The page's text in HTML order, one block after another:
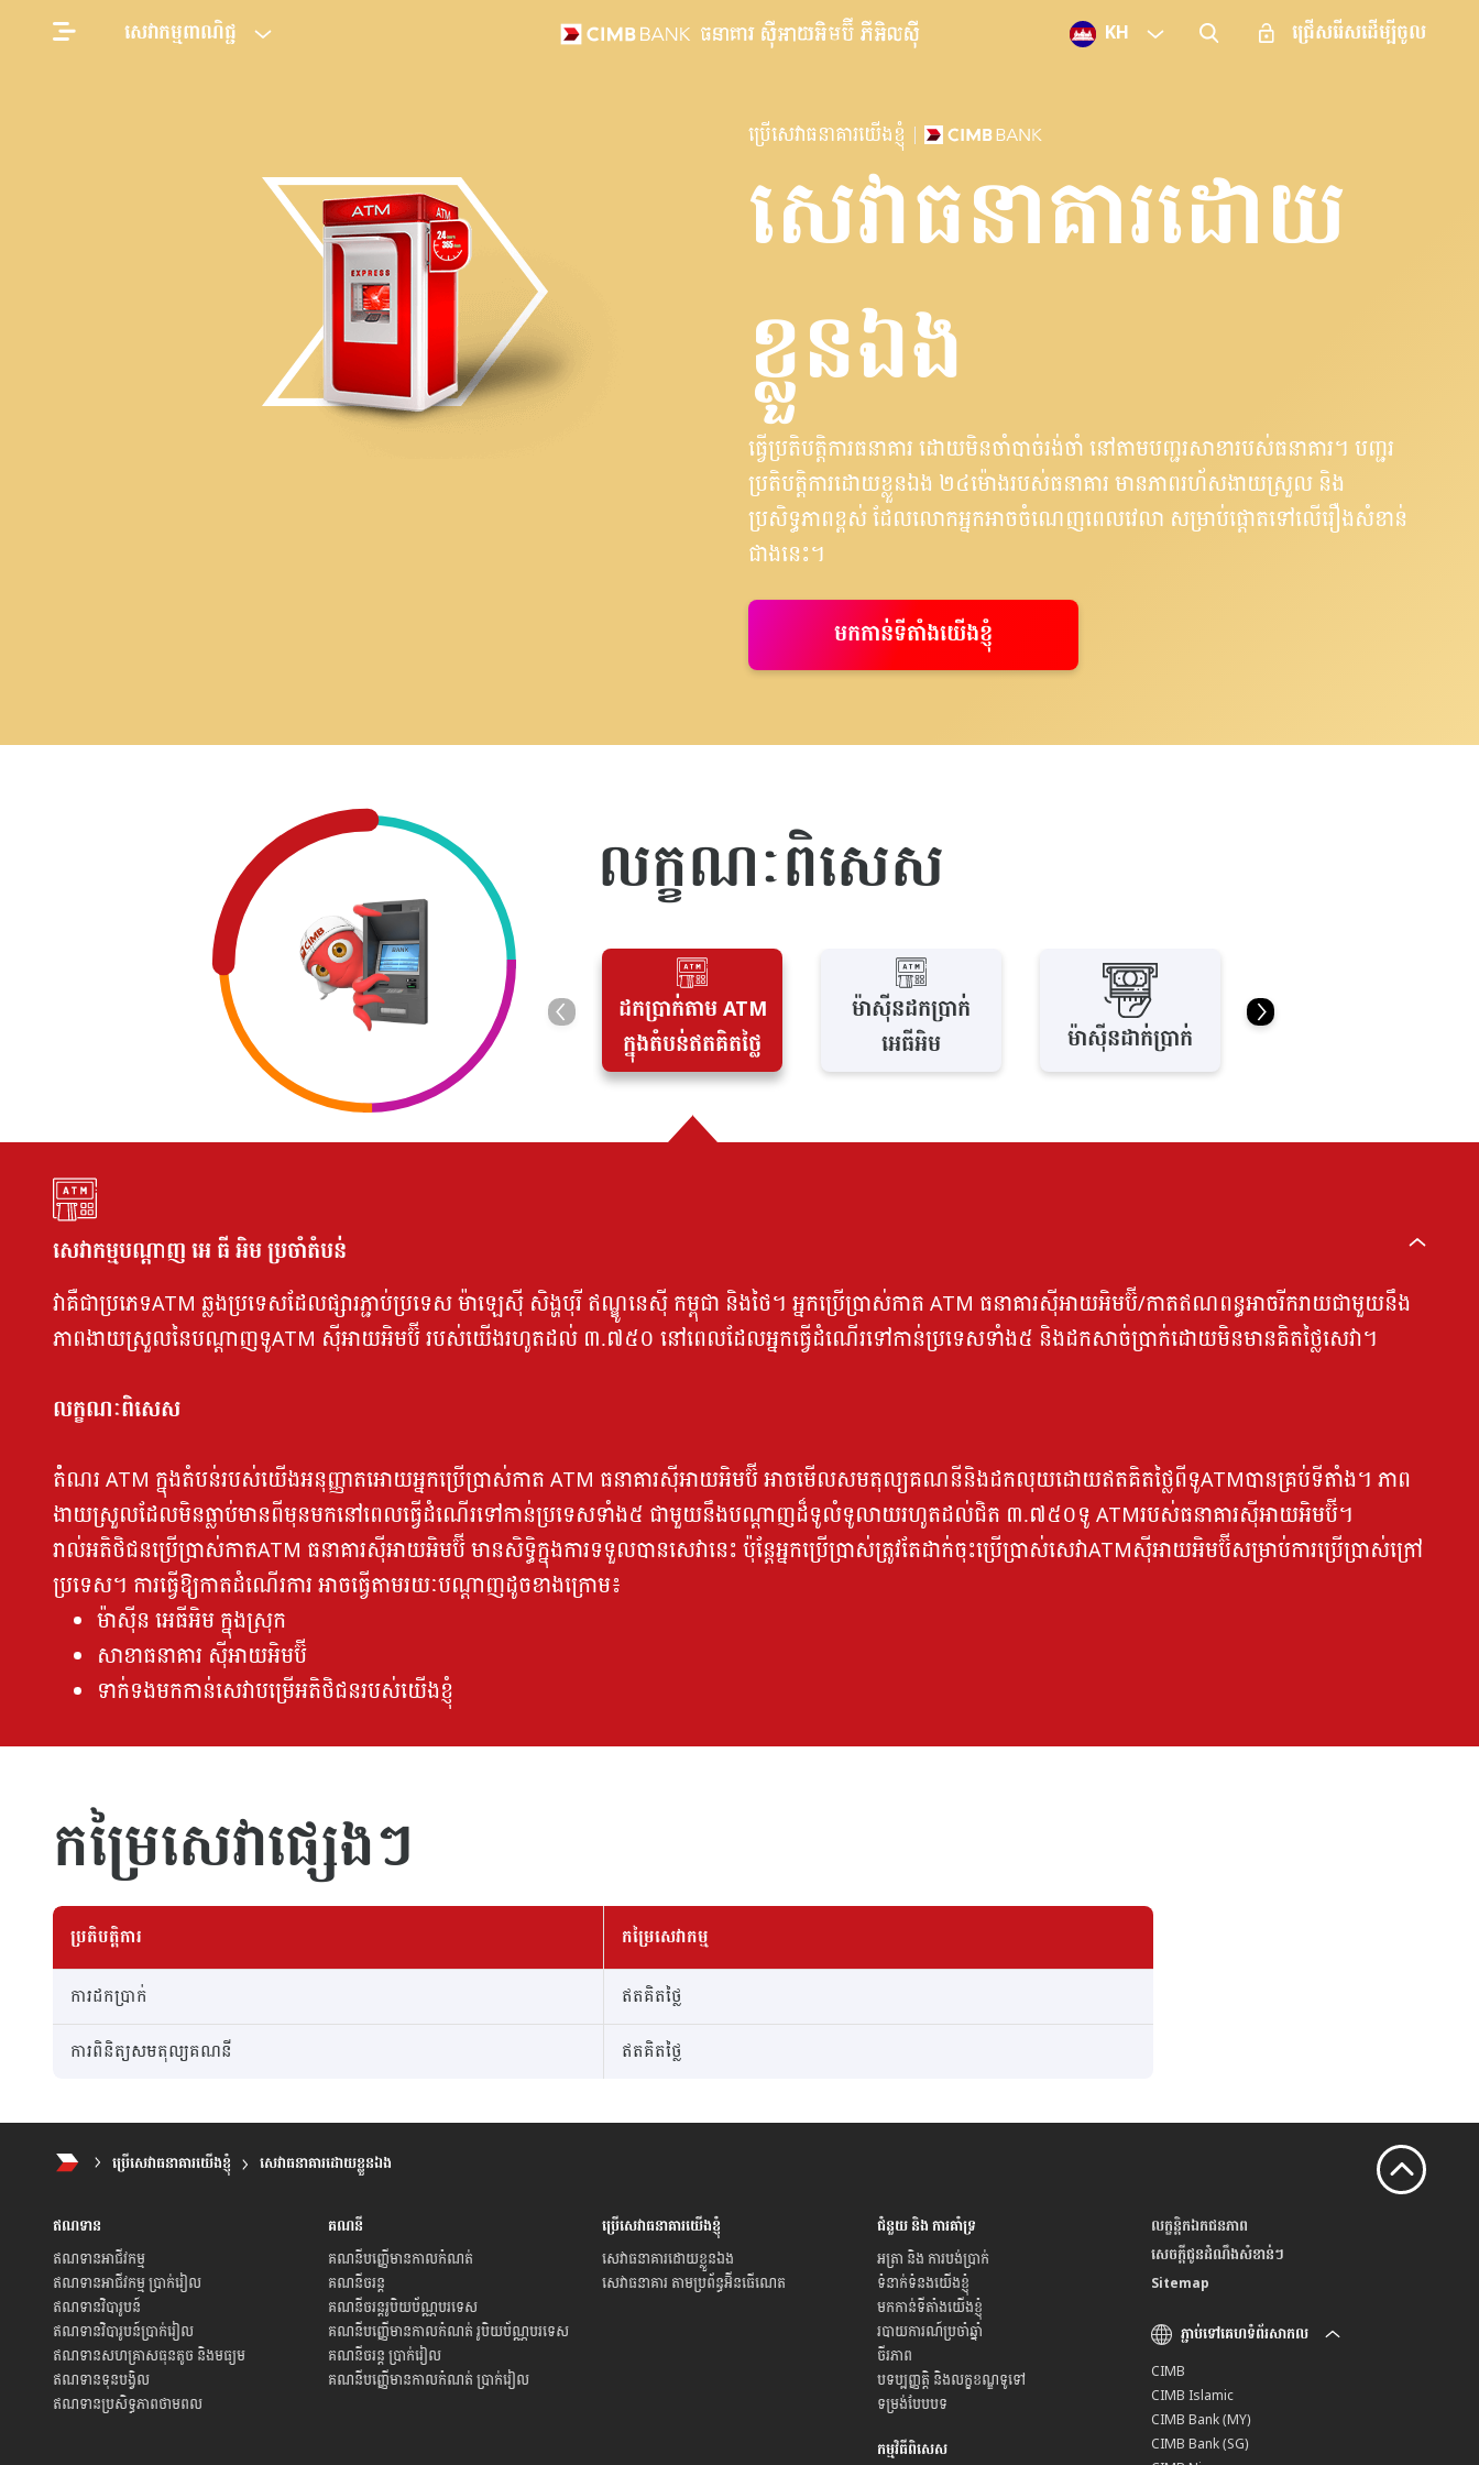
សេវាកម្មពាណិជ្ជ KH ជ្រើសរើសដើម្បីចូល
ប្រើសេវាធនាគារយើងខ្ញុំ
សេវាធនាគារដោយ
ខ្លួនឯង
ធ្វើប្រតិបត្តិការធនាគារ ដោយមិនចាំបាច់រង់ចាំ នៅតាមបញ្ជរសាខារបស់ធនាគារ។ បញ្ជរ
ប្រតិបត្តិការដោយខ្លួនឯង ២៤ម៉ោងរបស់ធនាគារ​ មានភាពរហ័សងាយស្រួល និង
ប្រសិទ្ធភាពខ្ពស់ ដែលលោកអ្នកអាចចំណេញពេលវេលា សម្រាប់ផ្តោតទៅលើរឿងសំខាន់
ជាងនេះ។
មកកាន់ទីតាំងយើងខ្ញុំ
លក្ខណៈពិសេស
ដកប្រាក់តាម ATM
ក្នុងតំបន់ឥតគិតថ្លៃ
ម៉ាស៊ីនដកប្រាក់
អេធីអិម
ម៉ាស៊ីនដាក់ប្រាក់
សេវាកម្មបណ្តាញ អេ ធី អិម ប្រចាំតំបន់
វាគឺជាប្រភេទATM ឆ្លងប្រទេសដែលផ្សារភ្ជាប់ប្រទេស ម៉ាឡេស៊ី សិង្ហបុរី ឥណ្ឌូនេស៊ី កម្ពុជា និងថៃ។ អ្នកប្រើប្រាស់កាត ATM​ ធនាគារស៊ីអាយអិមប៊ី/កាតឥណពន្ធអាចរីករាយជាមួយនឹង
ភាពងាយស្រួលនៃបណ្តាញទូATM ស៊ីអាយអិមប៊ី របស់យើងរហូតដល់ ៣.៧៥០ នៅពេលដែលអ្នកធ្វើដំណើរទៅកាន់ប្រទេសទាំង៥ និងដកសាច់ប្រាក់ដោយមិនមានគិតថ្លៃសេវា។
លក្ខណៈពិសេស
តំំណរ ATM ក្នុងតំបន់របស់យើងអនុញ្ញាតអោយអ្នកប្រើប្រាស់កាត ATM ធនាគារស៊ីអាយអិមប៊ី អាចមើលសមតុល្យគណនីនិងដកលុយដោយឥតគិតថ្លៃពីទូATMបានគ្រប់ទីតាំង។ ភាព
ងាយស្រួលដែលមិនធ្លាប់មានពីមុនមកនៅពេលធ្វើដំណើរទៅកាន់ប្រទេសទាំង៥ ជាមួយនឹងបណ្តាញដ៏ទូលំទូលាយរហូតដល់ជិត ៣.៧៥០ទូ ATM​របស់​ធនាគារ​ស៊ីអាយអិមប៊ី។
រាល់អតិថិជនប្រើប្រាស់កាតATM ធនាគារស៊ីអាយអិមប៊ី មានសិទ្ធិក្នុងការទទួលបានសេវានេះ ប៉ុន្តែអ្នកប្រើប្រាស់ត្រូវតែដាក់ចុះប្រើប្រាស់សេវាATMស៊ីអាយអិមប៊ីសម្រាប់ការប្រើប្រាស់ក្រៅ
ប្រទេស។ ការធ្វើឱ្យកាតដំណើរការ អាចធ្វើតាមរយៈបណ្តាញដូចខាងក្រោម៖
ម៉ាស៊ីន អេធីអិម ក្នុងស្រុក
សាខាធនាគារ ស៊ីអាយអិមប៊ី
ទាក់ទងមកកាន់សេវាបម្រើអតិថិជនរបស់យើងខ្ញុំ
កម្រៃសេវាផ្សេងៗ
ប្រតិបត្តិការ កម្រៃសេវាកម្ម
ការដកប្រាក់
ឥតគិតថ្លៃ
ការពិនិត្យសមតុល្យគណនី
ឥតគិតថ្លៃ
ប្រើសេវាធនាគារយើងខ្ញុំ សេវាធនាគារដោយខ្លួនឯង
ឥណទាន
ឥណទានអាជីវកម្ម​
ឥណទានអាជីវកម្ម ប្រាក់រៀល
ឥណទានវិបារូបន៍
ឥណទានវិបារូបន៍ប្រាក់រៀល
ឥណទានសហគ្រាសធុនតូច និងមធ្យម
ឥណទានទុនបង្វិល
ឥណទានប្រសិទ្ធភាពថាមពល
គណនី
គណនីបញ្ញើមានកាលកំណត់
គណនីចរន្ត
គណនីចរន្តរូបិយប័ណ្ណ​បរទេស
គណនីបញ្ញើមានកាលកំណត់ រូបិយប័ណ្ណបរទេស
គណនីចរន្ត ប្រាក់រៀល
គណនីបញ្ញើមានកាលកំណត់ ប្រាក់រៀល
ប្រើសេវាធនាគារយើងខ្ញុំ
សេវាធនាគារដោយខ្លួនឯង
សេវាធនាគារ តាមប្រព័ន្ធអ៊ីនធើណេត
ជំនួយ និង ការគាំទ្រ
អត្រា និង ការបង់ប្រាក់
ទំនាក់ទំនងយើងខ្ញុំ
មកកាន់ទីតាំងយើងខ្ញុំ
របាយការណ៍ប្រចាំឆ្នាំ
ចីរភាព
បទប្បញ្ញត្តិ និងលក្ខខណ្ឌទូទៅ
ទម្រង់បែបបទ
កម្មវិធីពិសេស
លក្ខន្តិកឯកជនភាព
សេចក្តីជូនដំណឹងសំខាន់ៗ
Sitemap
ភ្ជាប់ទៅគេហទំព័រសាកល
CIMB
CIMB Islamic
CIMB Bank (MY)
CIMB Bank (SG)